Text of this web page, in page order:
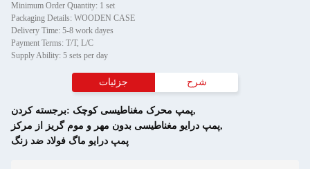
Minimum Order Quantity: 1 set
Packaging Details: WOODEN CASE
Delivery Time: 5-8 work dayes
Payment Terms: T/T, L/C
Supply Ability: 5 sets per day
جزئیات شرح
برجسته کردن: پمپ محرک مغناطیسی کوچک,
پمپ درایو مغناطیسی بدون مهر و موم گریز از مرکز,
پمپ درایو ماگ فولاد ضد زنگ